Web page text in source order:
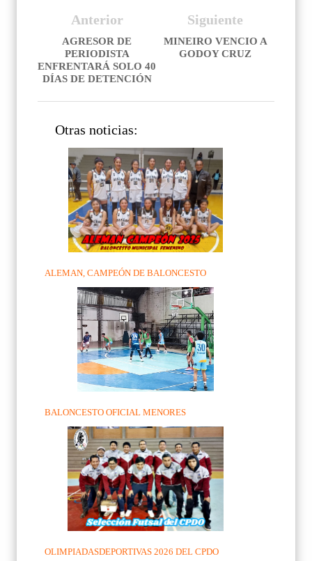
Siguiente
MINEIRO VENCIO A
GODOY CRUZ
Anterior
AGRESOR DE
PERIODISTA
ENFRENTARÁ SOLO 40
DÍAS DE DETENCIÓN
Otras noticias:
ALEMAN, CAMPEÓN DE BALONCESTO
BALONCESTO OFICIAL MENORES
OLIMPIADASDEPORTIVAS 2026 DEL CPDO